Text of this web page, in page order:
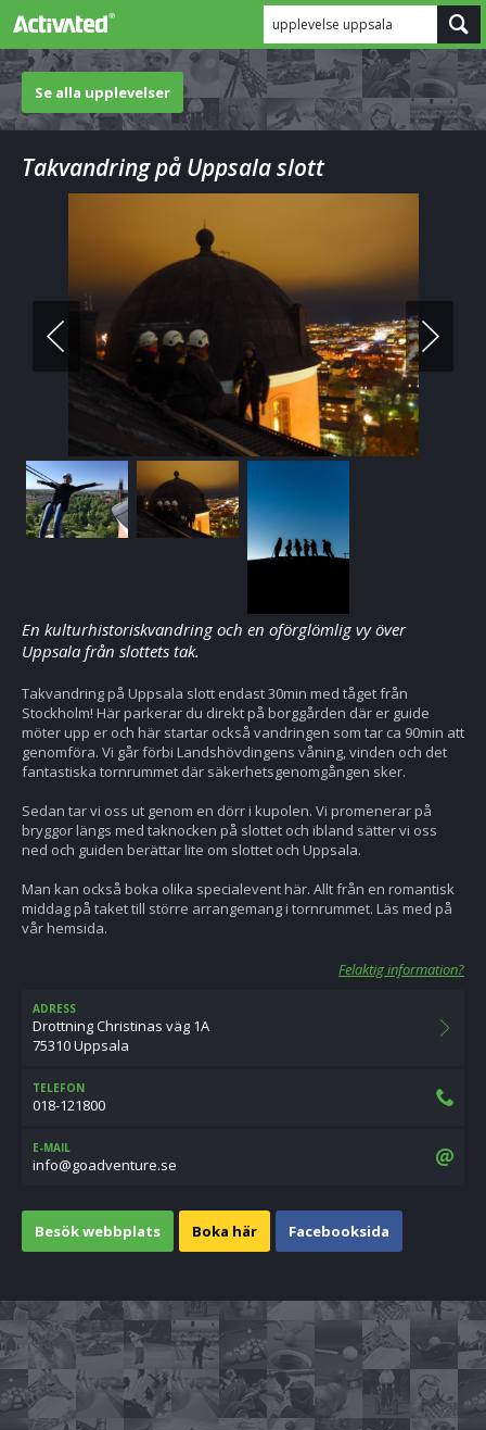
upplevelse uppsala
Se alla upplevelser
Takvandring på Uppsala slott
En kulturhistoriskvandring och en oförglömlig vy över
Uppsala från slottets tak.
Takvandring på Uppsala slott endast 30min med tåget från
Stockholm! Här parkerar du direkt på borggården där er guide
möter upp er och här startar också vandringen som tar ca 90min att
genomföra. Vi går förbi Landshövdingens våning, vinden och det
fantastiska tornrummet där säkerhetsgenomgången sker.
Sedan tar vi oss ut genom en dörr i kupolen. Vi promenerar på
bryggor längs med taknocken på slottet och ibland sätter vi oss
ned och guiden berättar lite om slottet och Uppsala.
Man kan också boka olika specialevent här. Allt från en romantisk
middag på taket till större arrangemang i tornrummet. Läs med på
vår hemsida.
Felaktig information?
ADRESS
Drottning Christinas väg 1A
75310 Uppsala
TELEFON
018-121800
E-MAIL
es.erutnevdaog@ofni
Besök webbplats Boka här Facebooksida